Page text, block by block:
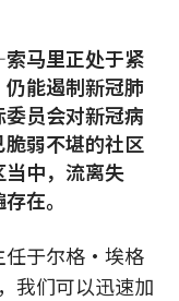
马里正处于紧
能遏制新冠肺
员会对新冠病
弱不堪的社区
中，流离失
在。
任于尔格·埃格
我们可以迅速加